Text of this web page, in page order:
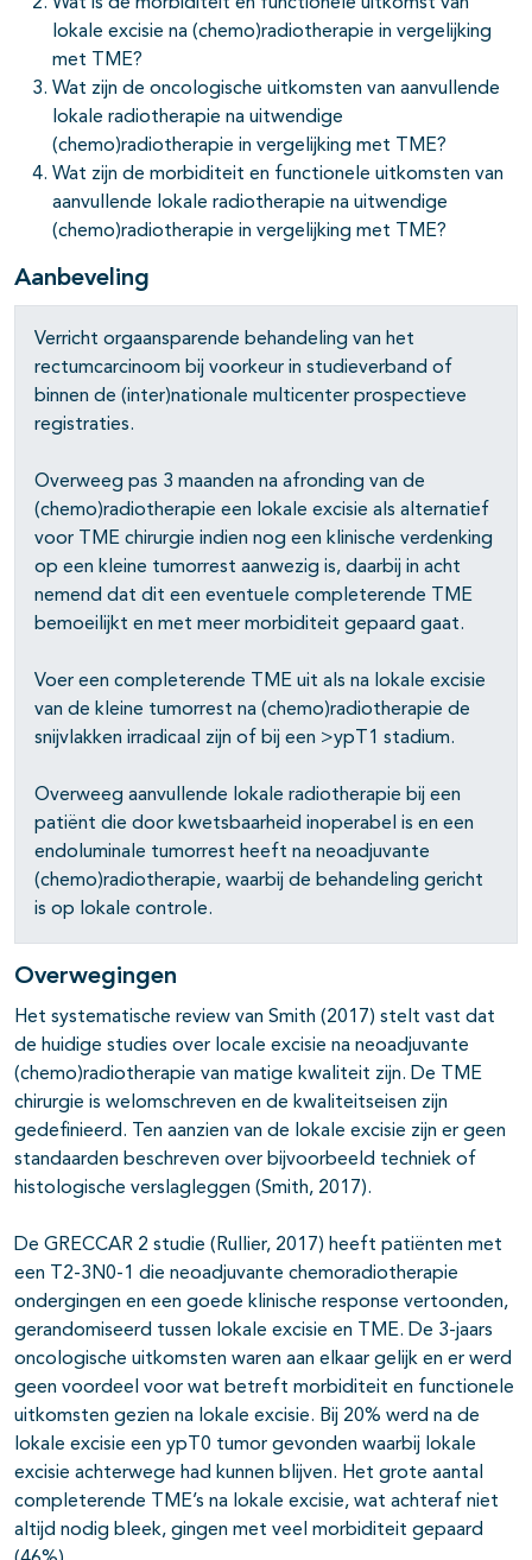
open- en dichtklappen
open- en dichtklappen
open- en dichtklappen
open- en dichtklappen
open- en dichtklappen
lokale excisie na (chemo)radiotherapie in vergelijking
met TME?
Wat zijn de oncologische uitkomsten van aanvullende
lokale radiotherapie na uitwendige
(chemo)radiotherapie in vergelijking met TME?
Wat zijn de morbiditeit en functionele uitkomsten van
aanvullende lokale radiotherapie na uitwendige
(chemo)radiotherapie in vergelijking met TME?
Aanbeveling
Verricht orgaansparende behandeling van het
rectumcarcinoom bij voorkeur in studieverband of
binnen de (inter)nationale multicenter prospectieve
registraties.
Overweeg pas 3 maanden na afronding van de
(chemo)radiotherapie een lokale excisie als alternatief
voor TME chirurgie indien nog een klinische verdenking
op een kleine tumorrest aanwezig is, daarbij in acht
nemend dat dit een eventuele completerende TME
bemoeilijkt en met meer morbiditeit gepaard gaat.
Voer een completerende TME uit als na lokale excisie
van de kleine tumorrest na (chemo)radiotherapie de
snijvlakken irradicaal zijn of bij een >ypT1 stadium.
Overweeg aanvullende lokale radiotherapie bij een
patiënt die door kwetsbaarheid inoperabel is en een
endoluminale tumorrest heeft na neoadjuvante
(chemo)radiotherapie, waarbij de behandeling gericht
is op lokale controle.
Overwegingen
Het systematische review van Smith (2017) stelt vast dat
de huidige studies over locale excisie na neoadjuvante
(chemo)radiotherapie van matige kwaliteit zijn. De TME
chirurgie is welomschreven en de kwaliteitseisen zijn
gedefinieerd. Ten aanzien van de lokale excisie zijn er geen
standaarden beschreven over bijvoorbeeld techniek of
histologische verslagleggen (Smith, 2017).
De GRECCAR 2 studie (Rullier, 2017) heeft patiënten met
een T2-3N0-1 die neoadjuvante chemoradiotherapie
ondergingen en een goede klinische response vertoonden,
gerandomiseerd tussen lokale excisie en TME. De 3-jaars
oncologische uitkomsten waren aan elkaar gelijk en er werd
geen voordeel voor wat betreft morbiditeit en functionele
uitkomsten gezien na lokale excisie. Bij 20% werd na de
lokale excisie een ypT0 tumor gevonden waarbij lokale
excisie achterwege had kunnen blijven. Het grote aantal
completerende TME’s na lokale excisie, wat achteraf niet
altijd nodig bleek, gingen met veel morbiditeit gepaard